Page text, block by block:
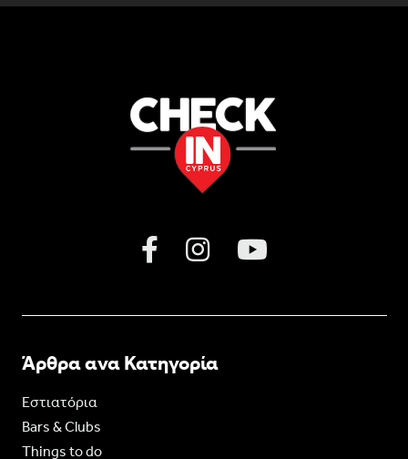
Άρθρα ανα Κατηγορία
Εστιατόρια
Bars & Clubs
Things to do